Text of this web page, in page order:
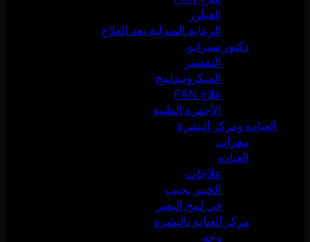
الفيلرز
الرعاية المنزلية بعد العلاج
دكتور سيرانو
التقشير
الميكرونيدلينج
علاج PAN
الأجهزة الطبية
العيادة ومركز البشرة
مقرات
العيادة
علاجات
الخبير يجيب
في لمح البصر
مركز العناية بالبشرة
وجه